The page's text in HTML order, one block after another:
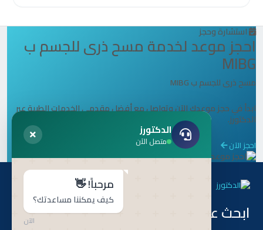
استشارة وحجز
احجز موعد لخدمة مسح ذرى للجسم ب
MIBG
مسح ذرى للجسم ب MIBG
ابدأ في حجز موعدك الآن وتواصل مع أفضل مقدمي الخدمات الطبية عبر
الدكتورز.
احجز الآن
ابحث عن طريق هل أنت طبيب ؟
الدكتورز
متصل الآن
مرحباً! 👋
كيف يمكننا مساعدتك؟
الآن